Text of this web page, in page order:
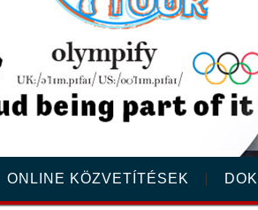
ONLINE KÖZVETÍTÉSEK